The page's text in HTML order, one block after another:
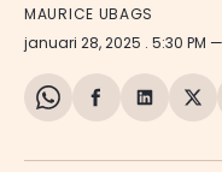
MAURICE UBAGS
januari 28, 2025 . 5:30 PM
Share
WhatsApp
Delen
Facebook
Delen
X